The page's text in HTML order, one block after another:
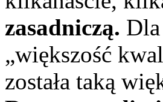
zasadniczą.
„większość
została taką